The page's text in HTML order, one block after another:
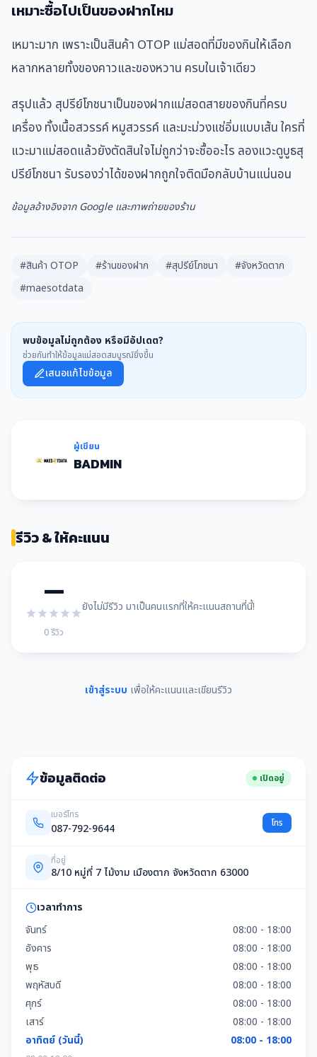
เหมาะซื้อไปเป็นของฝากไหม
เหมาะมาก เพราะเป็นสินค้า OTOP แม่สอดที่มีของกินให้เลือก
หลากหลายทั้งของคาวและของหวาน ครบในเจ้าเดียว
สรุปแล้ว สุปรีย์โภชนาเป็นของฝากแม่สอดสายของกินที่ครบ
เครื่อง ทั้งเนื้อสวรรค์ หมูสวรรค์ และมะม่วงแช่อิ่มแบบเส้น ใครที่
แวะมาแม่สอดแล้วยังตัดสินใจไม่ถูกว่าจะซื้ออะไร ลองแวะดูบูธสุ
ปรีย์โภชนา รับรองว่าได้ของฝากถูกใจติดมือกลับบ้านแน่นอน
ข้อมูลอ้างอิงจาก Google และภาพถ่ายของร้าน
#สินค้า OTOP #ร้านของฝาก #สุปรีย์โภชนา
#จังหวัดตาก
#maesotdata
พบข้อมูลไม่ถูกต้อง หรือมีอัปเดต?
ช่วยกันทำให้ข้อมูลแม่สอดสมบูรณ์ยิ่งขึ้น
เสนอแก้ไขข้อมูล
ผู้เขียน
BADMIN
รีวิว & ให้คะแนน
—
0 รีวิว
ยังไม่มีรีวิว มาเป็นคนแรกที่ให้คะแนนสถานที่นี้!
เข้าสู่ระบบ เพื่อให้คะแนนและเขียนรีวิว
ข้อมูลติดต่อ เปิดอยู่
เบอร์โทร
087-792-9644 โทร
ที่อยู่
8/10 หมู่ที่ 7 ไม้งาม เมืองตาก จังหวัดตาก 63000
เวลาทำการ
จันทร์
08:00 - 18:00
อังคาร
08:00 - 18:00
พุธ
08:00 - 18:00
พฤหัสบดี
08:00 - 18:00
ศุกร์
08:00 - 18:00
เสาร์
08:00 - 18:00
อาทิตย์ (วันนี้)
08:00 - 18:00